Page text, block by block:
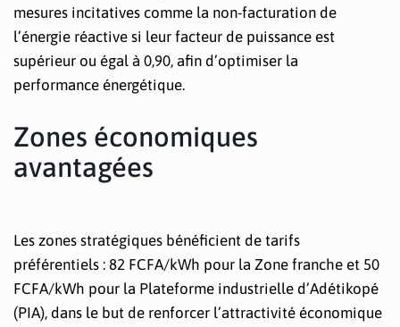
mesures incitatives comme la non-facturation de
l’énergie réactive si leur facteur de puissance est
supérieur ou égal à 0,90, afin d’optimiser la
performance énergétique.
Zones économiques
avantagées
Les zones stratégiques bénéficient de tarifs
préférentiels : 82 FCFA/kWh pour la Zone franche et 50
FCFA/kWh pour la Plateforme industrielle d’Adétikopé
(PIA), dans le but de renforcer l’attractivité économique